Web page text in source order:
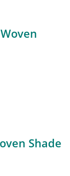
Shade